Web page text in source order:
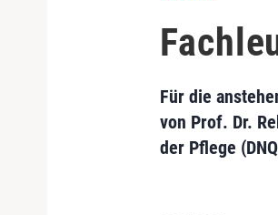
Für die
von Prof. Dr.
der Pflege